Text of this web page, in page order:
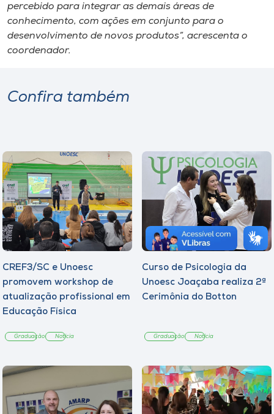
percebido para integrar as demais áreas de
conhecimento, com ações em conjunto para o
desenvolvimento de novos produtos”, acrescenta o
coordenador.
Confira também
CREF3/SC e Unoesc
promovem workshop de
atualização profissional em
Educação Física
Graduação Notícia
Curso de Psicologia da
Unoesc Joaçaba realiza 2ª
Cerimônia do Botton
Graduação Notícia